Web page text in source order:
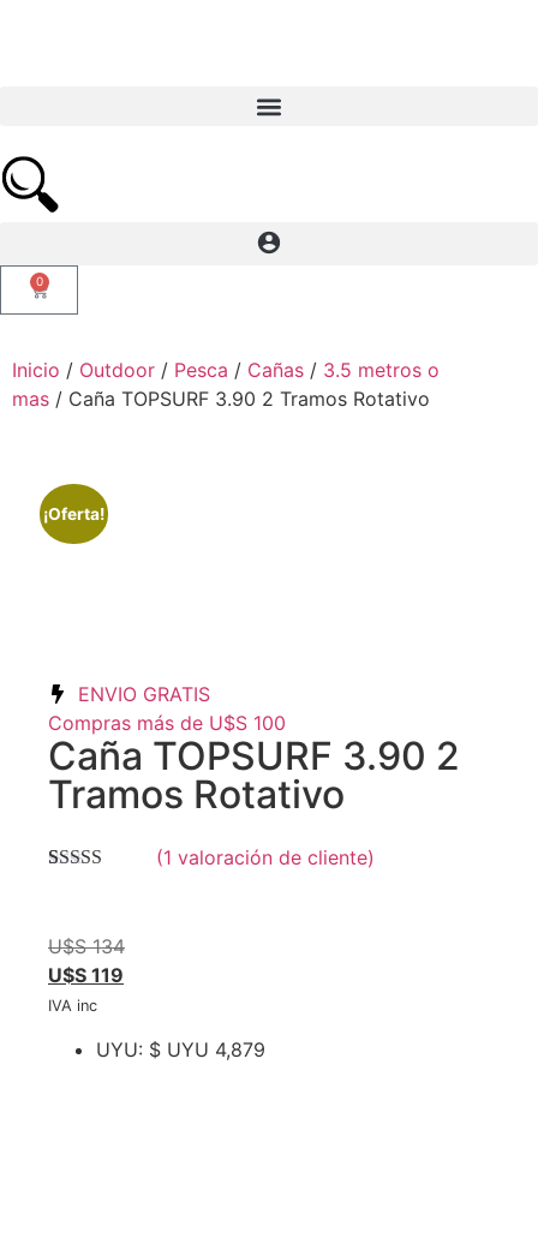
0
Inicio / Outdoor / Pesca / Cañas / 3.5 metros o
mas / Caña TOPSURF 3.90 2 Tramos Rotativo
¡Oferta!
ENVIO GRATIS
Compras más de U$S 100
Caña TOPSURF 3.90 2
Tramos Rotativo
valoración de
un cliente
(1 valoración de cliente)
U$S134
U$S 119
IVA inc
UYU: $ UYU 4,879